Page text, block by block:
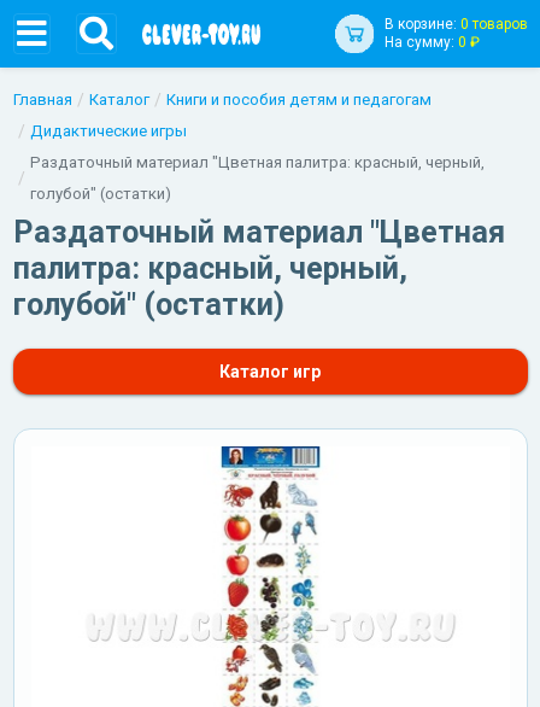
В корзине: 0 товаров
На сумму: 0 ₽
Главная Каталог
Книги и пособия детям и педагогам
Дидактические игры
Раздаточный материал "Цветная палитра: красный, черный,
голубой" (остатки)
Раздаточный материал "Цветная
палитра: красный, черный,
голубой" (остатки)
Каталог игр